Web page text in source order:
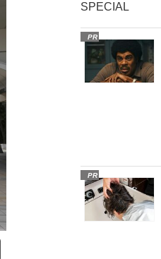
SPECIAL
PR
PR